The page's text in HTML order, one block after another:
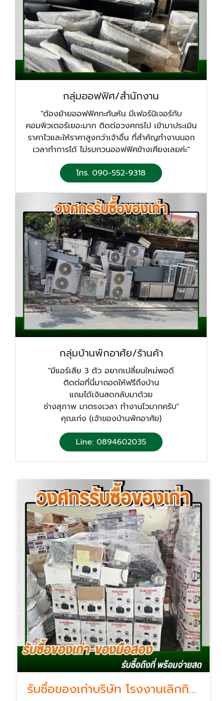
กลุ่มออฟฟิศ/สำนักงาน
"ต้องย้ายออฟฟิศกะทันหัน มีเฟอร์นิเจอร์กับ
คอมพิวเตอร์เยอะมาก ติดต่อวงศกรไป เข้ามาประเมิน
ราคาไวและให้ราคาสูงกว่าเจ้าอื่น ที่สำคัญทำงานนอก
เวลาทำการได้ ไม่รบกวนออฟฟิศข้างเคียงเลยค่ะ"
โทร. 090-552-9318
กลุ่มบ้านพักอาศัย/ร้านค้า
"มีแอร์เสีย 3 ตัว อยากเปลี่ยนใหม่พอดี
ติดต่อที่นี่มาถอดให้ฟรีถึงบ้าน
แถมได้เงินสดกลับมาด้วย
ช่างสุภาพ มาตรงเวลา ทำงานไวมากครับ"
คุณเก่ง (เจ้าของบ้านพักอาศัย)
Line: 0894602035
รับซื้อของเก่าบริษัท โรงงานเลิกกิจการ